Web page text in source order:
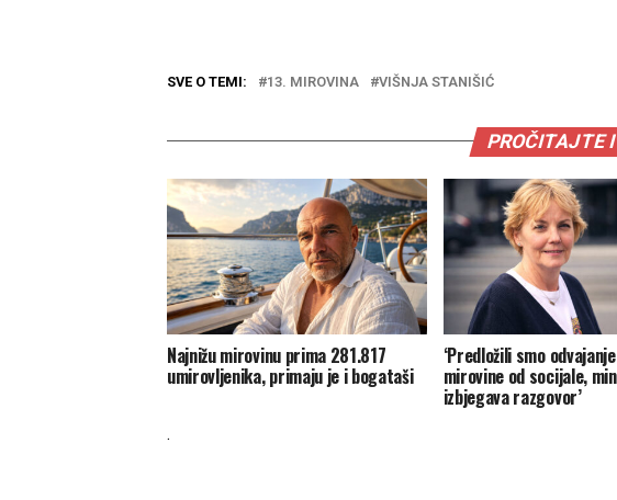
SVE O TEMI: 13. MIROVINA VIŠNJA STANIŠIĆ
PROČITAJTE
Najnižu mirovinu prima 281.817
umirovljenika, primaju je i bogataši
‘Predložili smo
mirovine od socijale,
izbjegava razgovor’
.